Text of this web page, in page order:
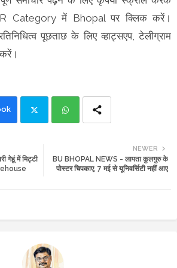
Category में Bhopal पर क्लिक करें।
पूछताछ के लिए व्हाट्सएप, टेलीग्राम
tte ats
NEWER
BU BHOPAL NEWS - लापता कुलगुरु के
पोस्टर चिपकाए, 7 मई से यूनिवर्सिटी नहीं आए
गेहूं में मिट्टी